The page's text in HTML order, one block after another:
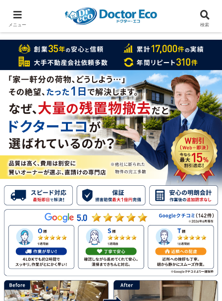
家をまるごと片付けたいなら
実績数１万7000件のドクターエコ
メニュー 検索